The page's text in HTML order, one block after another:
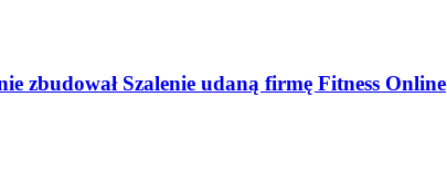
zbudował Szalenie udaną firmę Fitness Online